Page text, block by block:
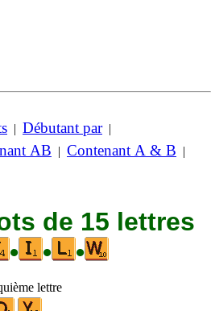
| Débutant par|
AB | Contenant A & B |
de 15 lettres
• • •
lettre